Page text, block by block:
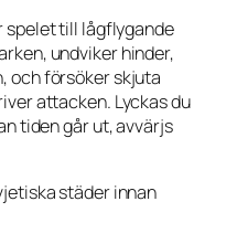
spelet till lågflygande
undviker hinder,
och försöker skjuta
attacken. Lyckas du
tiden går ut, avvärjs
städer innan